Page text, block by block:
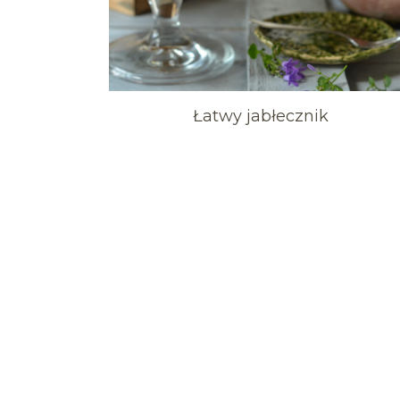
Łatwy jabłecznik